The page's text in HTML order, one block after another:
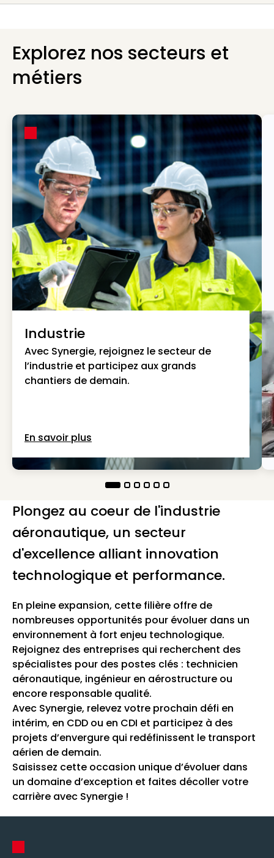
Explorez nos secteurs et
métiers
Industrie
Avec Synergie, rejoignez le secteur de
l’industrie et participez aux grands
chantiers de demain.
En savoir plus
Plongez au coeur de l'industrie
aéronautique, un secteur
d'excellence alliant innovation
technologique et performance.
En pleine expansion, cette filière offre de
nombreuses opportunités pour évoluer dans un
environnement à fort enjeu technologique.
Rejoignez des entreprises qui recherchent des
spécialistes pour des postes clés : technicien
aéronautique, ingénieur en aérostructure ou
encore responsable qualité.
Avec Synergie, relevez votre prochain défi en
intérim, en CDD ou en CDI et participez à des
projets d’envergure qui redéfinissent le transport
aérien de demain.
Saisissez cette occasion unique d’évoluer dans
un domaine d’exception et faites décoller votre
carrière avec Synergie !